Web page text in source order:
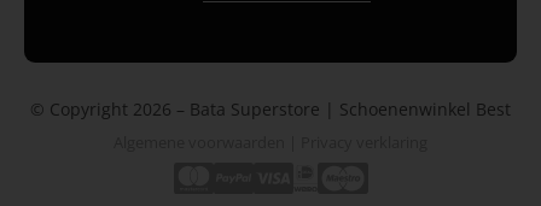
© Copyright 2026 – Bata Superstore | Schoenenwinkel Best